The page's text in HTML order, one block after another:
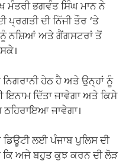
ਮੰਤਰੀ ਭਗਵੰਤ ਸਿੰਘ ਮਾਨ ਨੇ
ਪ੍ਰਗਤੀ ਦੀ ਨਿੱਜੀ ਤੌਰ ‘ਤੇ
ਨੂੰ ਨਸ਼ਿਆਂ ਅਤੇ ਗੈਂਗਸਟਰਾਂ ਤੋਂ
ਹੇਠ ਹੈ ਅਤੇ ਉਨ੍ਹਾਂ ਨੂੰ
ਦਿੱਤਾ ਜਾਵੇਗਾ ਅਤੇ ਕਿਸੇ
ਠਹਿਰਾਇਆ ਜਾਵੇਗਾ।
ਡਿਊਟੀ ਲਈ ਪੰਜਾਬ ਪੁਲਿਸ ਦੀ
ਕਿ ਅਜੇ ਬਹੁਤ ਕੁਝ ਕਰਨ ਦੀ ਲੋੜ